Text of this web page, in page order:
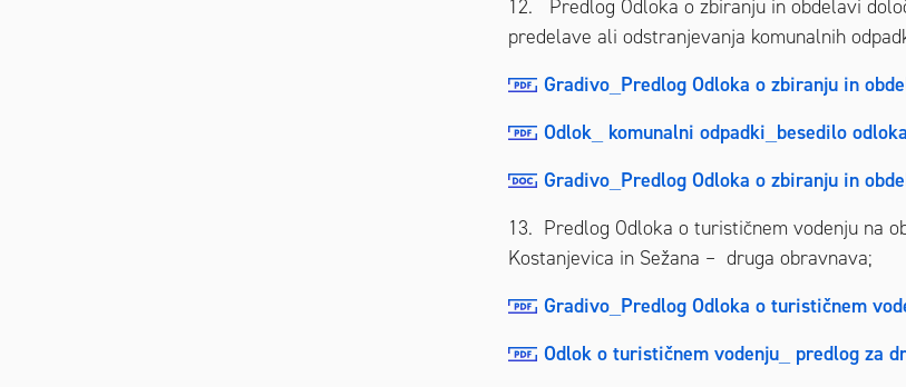
12. Predlog Odloka o zbiranju in obdelavi
predelave ali odstranjevanja komunalnih
Gradivo_Predlog Odloka o zbiranju in
Odlok_ komunalni odpadki_besedilo
Gradivo_Predlog Odloka o zbiranju in
13. Predlog Odloka o turističnem vodenju na
Kostanjevica in Sežana – druga obravnava;
Gradivo_Predlog Odloka o turističnem
Odlok o turističnem vodenju_ predlog za